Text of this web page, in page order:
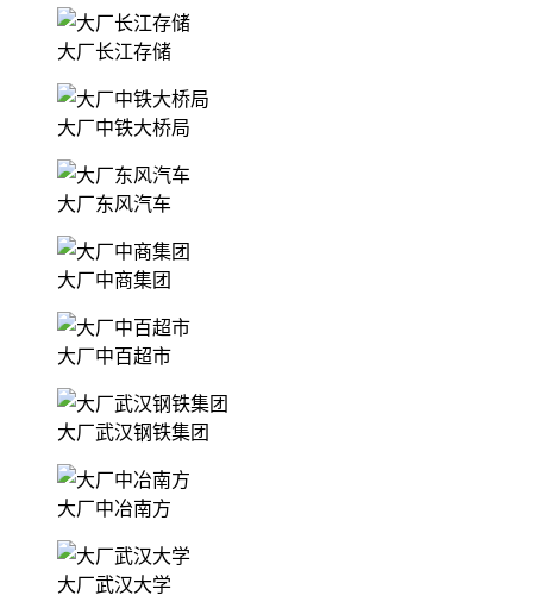
大厂长江存储
大厂中铁大桥局
大厂东风汽车
大厂中商集团
大厂中百超市
大厂武汉钢铁集团
大厂中冶南方
大厂武汉大学